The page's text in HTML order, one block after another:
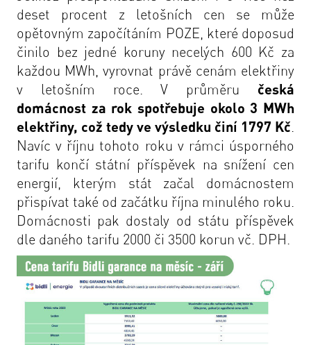
deset procent z letošních cen se může
opětovným započítáním POZE, které doposud
činilo bez jedné koruny necelých 600 Kč za
každou MWh, vyrovnat právě cenám elektřiny
v letošním roce. V průměru česká
domácnost za rok spotřebuje okolo 3 MWh
elektřiny, což tedy ve výsledku činí 1797 Kč.
Navíc v říjnu tohoto roku v rámci úsporného
tarifu končí státní příspěvek na snížení cen
energií, kterým stát začal domácnostem
přispívat také od začátku října minulého roku.
Domácnosti pak dostaly od státu příspěvek
dle daného tarifu 2000 či 3500 korun vč. DPH.